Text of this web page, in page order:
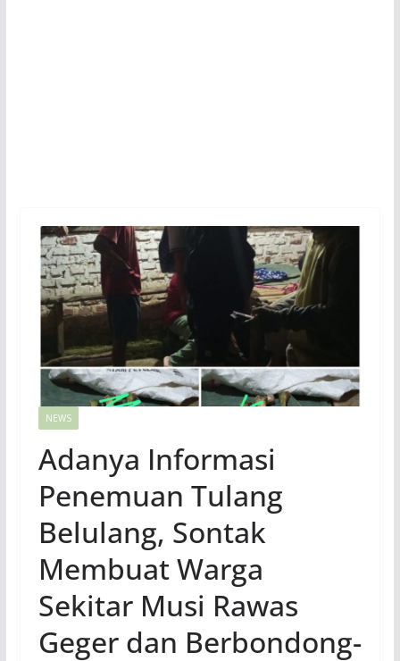
NEWS
Adanya Informasi
Penemuan Tulang
Belulang, Sontak
Membuat Warga
Sekitar Musi Rawas
Geger dan Berbondong-